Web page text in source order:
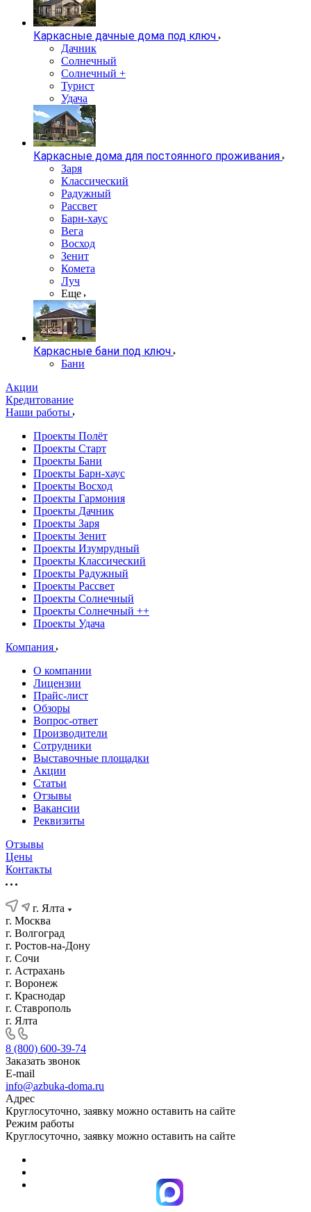
Каркасные дачные дома под ключ
Дачник
Солнечный
Солнечный +
Турист
Удача
Каркасные дома для постоянного проживания
Заря
Классический
Радужный
Рассвет
Барн-хаус
Вега
Восход
Зенит
Комета
Луч
Еще
Каркасные бани под ключ
Бани
Акции
Кредитование
Наши работы
Проекты Полёт
Проекты Старт
Проекты Бани
Проекты Барн-хаус
Проекты Восход
Проекты Гармония
Проекты Дачник
Проекты Заря
Проекты Зенит
Проекты Изумрудный
Проекты Классический
Проекты Радужный
Проекты Рассвет
Проекты Солнечный
Проекты Солнечный ++
Проекты Удача
Компания
О компании
Лицензии
Прайс-лист
Обзоры
Вопрос-ответ
Производители
Сотрудники
Выставочные площадки
Акции
Статьи
Отзывы
Вакансии
Реквизиты
Отзывы
Цены
Контакты
г. Ялта
г. Москва
г. Волгоград
г. Ростов-на-Дону
г. Сочи
г. Астрахань
г. Воронеж
г. Краснодар
г. Ставрополь
г. Ялта
8 (800) 600-39-74
Заказать звонок
E-mail
info@azbuka-doma.ru
Адрес
Круглосуточно, заявку можно оставить на сайте
Режим работы
Круглосуточно, заявку можно оставить на сайте